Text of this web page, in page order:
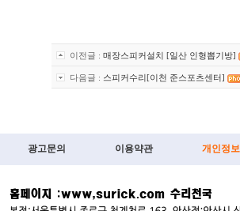
이전글 : 매장스피커설치 [일산 인형뽑기방]
다음글 : 스피커수리[이천 준스포츠센터]
광고문의 이용약관 개인정